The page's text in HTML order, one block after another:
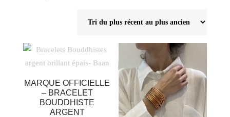
plus
ancien
MARQUE OFFICIELLE
– BRACELET
BOUDDHISTE
ARGENT